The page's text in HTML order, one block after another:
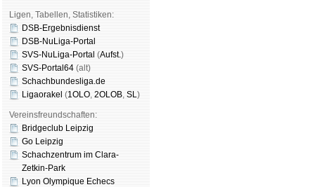
Ligen, Tabellen, Statistiken:
DSB-Ergebnisdienst
DSB-NuLiga-Portal
SVS-NuLiga-Portal (Aufst.)
SVS-Portal64 (alt)
Schachbundesliga.de
Ligaorakel (1OLO, 2OLOB, SL)
Vereinsfreundschaften:
Bridgeclub Leipzig
Go Leipzig
Schachzentrum im Clara-
Zetkin-Park
Lyon Olympique Echecs